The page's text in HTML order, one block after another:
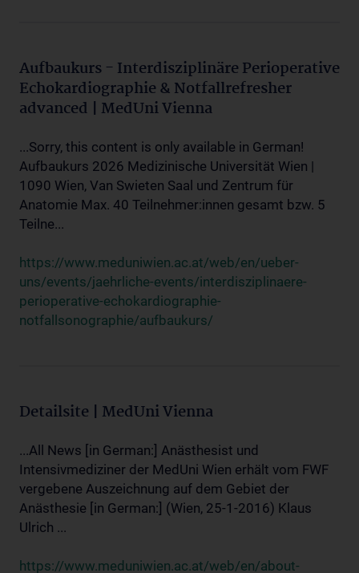
Aufbaukurs - Interdisziplinäre Perioperative
Echokardiographie & Notfallrefresher
advanced | MedUni Vienna
...Sorry, this content is only available in German!
Aufbaukurs 2026 Medizinische Universität Wien |
1090 Wien, Van Swieten Saal und Zentrum für
Anatomie Max. 40 Teilnehmer:innen gesamt bzw. 5
Teilne...
https://www.meduniwien.ac.at/web/en/ueber-
uns/events/jaehrliche-events/interdisziplinaere-
perioperative-echokardiographie-
notfallsonographie/aufbaukurs/
Detailsite | MedUni Vienna
...All News [in German:] Anästhesist und
Intensivmediziner der MedUni Wien erhält vom FWF
vergebene Auszeichnung auf dem Gebiet der
Anästhesie [in German:] (Wien, 25-1-2016) Klaus
Ulrich ...
https://www.meduniwien.ac.at/web/en/about-